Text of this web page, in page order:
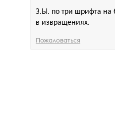
З.Ы. по три шрифта на
в извращениях.
Пожаловаться